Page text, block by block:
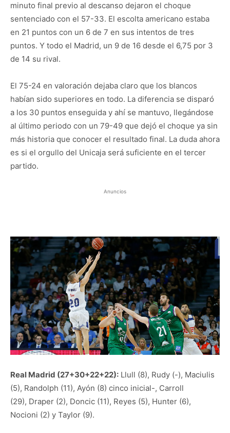
minuto final previo al descanso dejaron el choque
sentenciado con el 57-33. El escolta americano estaba
en 21 puntos con un 6 de 7 en sus intentos de tres
puntos. Y todo el Madrid, un 9 de 16 desde el 6,75 por 3
de 14 su rival.
El 75-24 en valoración dejaba claro que los blancos
habían sido superiores en todo. La diferencia se disparó
a los 30 puntos enseguida y ahí se mantuvo, llegándose
al último periodo con un 79-49 que dejó el choque ya sin
más historia que conocer el resultado final. La duda ahora
es si el orgullo del Unicaja será suficiente en el tercer
partido.
Anuncios
Real Madrid (27+30+22+22): Llull (8), Rudy (-), Maciulis
(5), Randolph (11), Ayón (8) cinco inicial-, Carroll
(29), Draper (2), Doncic (11), Reyes (5), Hunter (6),
Nocioni (2) y Taylor (9).